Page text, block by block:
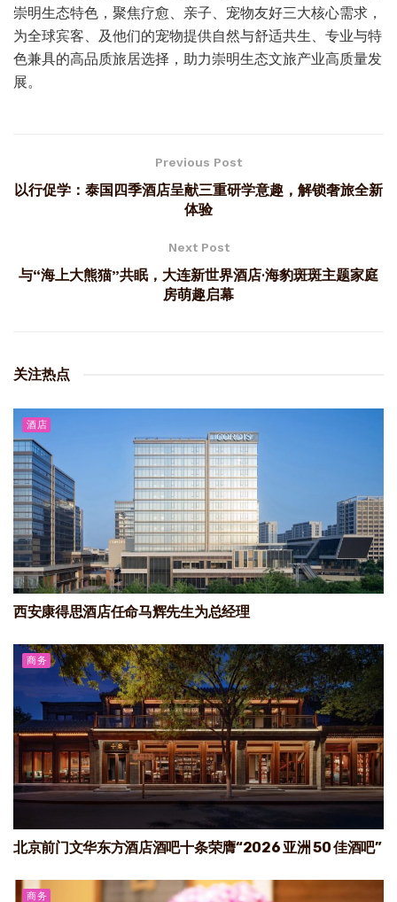
崇明生态特色，聚焦疗愈、亲子、宠物友好三大核心需求，
为全球宾客、及他们的宠物提供自然与舒适共生、专业与特
色兼具的高品质旅居选择，助力崇明生态文旅产业高质量发
展。
Previous Post
以行促学：泰国四季酒店呈献三重研学意趣，解锁奢旅全新
体验
Next Post
与“海上大熊猫”共眠，大连新世界酒店·海豹斑斑主题家庭
房萌趣启幕
关注热点
酒店
西安康得思酒店任命马辉先生为总经理
商务
北京前门文华东方酒店酒吧十条荣膺“2026 亚洲 50 佳酒吧”
商务